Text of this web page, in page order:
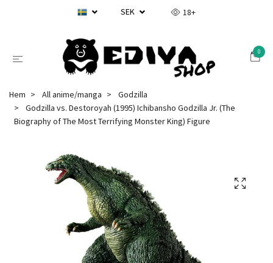
SEK 18+
0
Hem All anime/manga
Godzilla
Godzilla vs. Destoroyah (1995) Ichibansho Godzilla Jr. (The
Biography of The Most Terrifying Monster King) Figure